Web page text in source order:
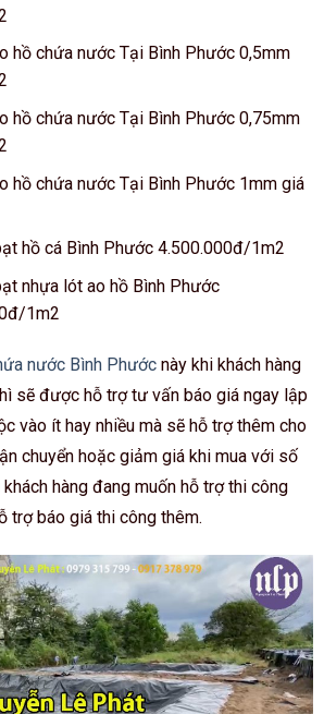
hồ chứa nước Tại Bình Phước 0,5mm
hồ chứa nước Tại Bình Phước 0,75mm
hồ chứa nước Tại Bình Phước 1mm giá
hồ cá Bình Phước 4.500.000đ/1m2
nhựa lót ao hồ Bình Phước
1m2
nước Bình Phước này khi khách hàng
sẽ được hỗ trợ tư vấn báo giá ngay lập
vào ít hay nhiều mà sẽ hỗ trợ thêm cho
chuyển hoặc giảm giá khi mua với số
hàng đang muốn hỗ trợ thi công
trợ báo giá thi công thêm.